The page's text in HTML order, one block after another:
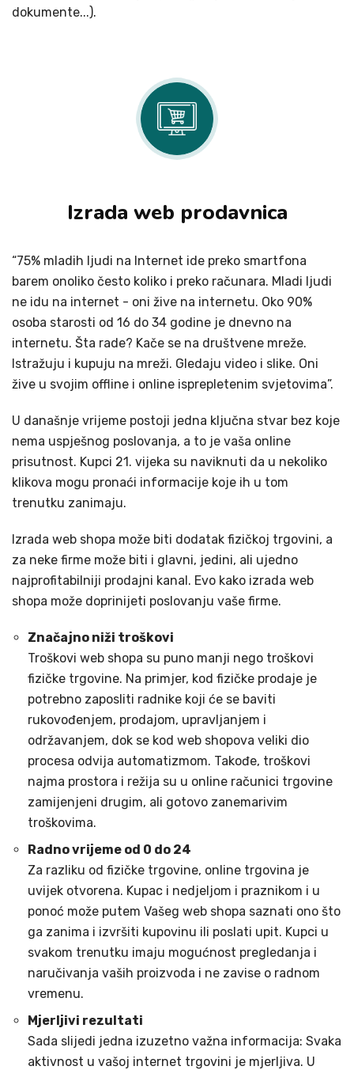
dokumente...).
Izrada web prodavnica
“75% mladih ljudi na Internet ide preko smartfona
barem onoliko često koliko i preko računara. Mladi ljudi
ne idu na internet - oni žive na internetu. Oko 90%
osoba starosti od 16 do 34 godine je dnevno na
internetu. Šta rade? Kače se na društvene mreže.
Istražuju i kupuju na mreži. Gledaju video i slike. Oni
žive u svojim offline i online isprepletenim svjetovima”.
U današnje vrijeme postoji jedna ključna stvar bez koje
nema uspješnog poslovanja, a to je vaša online
prisutnost. Kupci 21. vijeka su naviknuti da u nekoliko
klikova mogu pronaći informacije koje ih u tom
trenutku zanimaju.
Izrada web shopa može biti dodatak fizičkoj trgovini, a
za neke firme može biti i glavni, jedini, ali ujedno
najprofitabilniji prodajni kanal. Evo kako izrada web
shopa može doprinijeti poslovanju vaše firme.
Značajno niži troškovi
Troškovi web shopa su puno manji nego troškovi
fizičke trgovine. Na primjer, kod fizičke prodaje je
potrebno zaposliti radnike koji će se baviti
rukovođenjem, prodajom, upravljanjem i
održavanjem, dok se kod web shopova veliki dio
procesa odvija automatizmom. Takođe, troškovi
najma prostora i režija su u online računici trgovine
zamijenjeni drugim, ali gotovo zanemarivim
troškovima.
Radno vrijeme od 0 do 24
Za razliku od fizičke trgovine, online trgovina je
uvijek otvorena. Kupac i nedjeljom i praznikom i u
ponoć može putem Vašeg web shopa saznati ono što
ga zanima i izvršiti kupovinu ili poslati upit. Kupci u
svakom trenutku imaju mogućnost pregledanja i
naručivanja vaših proizvoda i ne zavise o radnom
vremenu.
Mjerljivi rezultati
Sada slijedi jedna izuzetno važna informacija: Svaka
aktivnost u vašoj internet trgovini je mjerljiva. U